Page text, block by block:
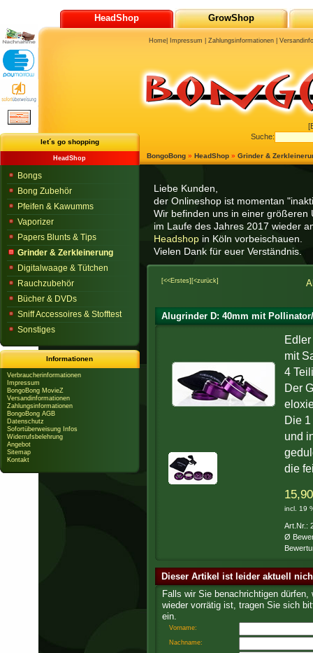
Liebe Kunden,
der Onlineshop ist momentan
Wir befinden uns in einer größeren
im Laufe des Jahres 2017 wieder
Headshop in Köln vorbeischauen.
Vielen Dank für euer Verständnis.
[<<Erstes] [<zurück]
Alugrinder D: 40mm mit
mit
4
Der
Die
und
die
incl. 19
Art.Nr.:
Ø
Dieser Artikel ist leider aktuell
Falls wir Sie benachrichtigen dürfen,
wieder vorrätig ist, tragen Sie sich
ein.
Vorname:
Nachname:
BongoBong » HeadShop » Grinder &
let´s go shopping
HeadShop
Bongs
Bong Zubehör
Pfeifen & Kawumms
Vaporizer
Papers Blunts & Tips
Grinder & Zerkleinerung
Digitalwaage & Tütchen
Rauchzubehör
Bücher & DVDs
Sniff Accessoires & Stofftest
Sonstiges
Informationen
Verbraucherinformationen
Impressum
BongoBong MovieZ
Versandinformationen
Zahlungsinformationen
BongoBong AGB
Datenschutz
Sofortüberweisung Infos
Widerrufsbelehrung
Angebot
Sitemap
Kontakt
HeadShop GrowShop
Suche:
Home Impressum |Zahlungsinformationen |